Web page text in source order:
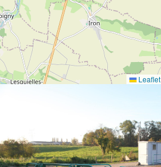
Leaflet